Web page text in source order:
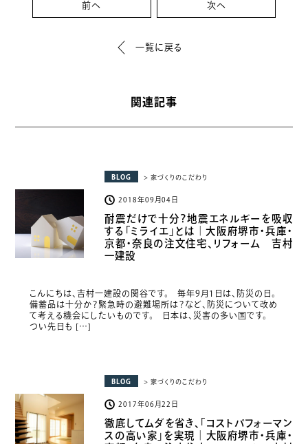
前へ 次へ
一覧に戻る
関連記事
BLOG > 家づくりのこだわり
2018年09月04日
耐震だけで十分？地震エネルギーを吸収
する「ミライエ」とは｜大阪府堺市・兵庫・
京都・奈良の注文住宅、リフォーム 吉村
一建設
こんにちは、吉村一建設の関谷です。 毎年9月1日は、防災の日。
備蓄品は十分か？緊急時の避難場所は？など、防災について改め
て考える機会にしたいものです。 日本は、災害の多い国です。
つい先日も […]
BLOG > 家づくりのこだわり
2017年06月22日
徹底してムダを省き、「コストパフォーマン
スの高い家」を実現｜大阪府堺市・兵庫・